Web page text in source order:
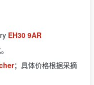
EH30 9AR
；具体价格根据采摘